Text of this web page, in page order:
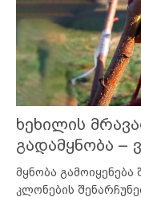
ხეხილის
გადამყნობა –
მყნობა გამოიყენება
კლონების